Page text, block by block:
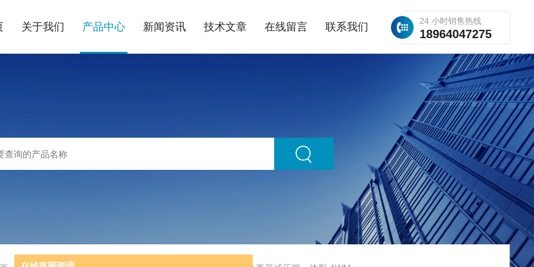
24 小时销售热线
18964047275
关于我们 产品中心 新闻资讯 技术文章 在线留言 联系我们